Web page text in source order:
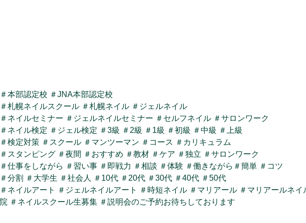
＃本部認定校 ＃JNA本部認定校
＃札幌ネイルスクール ＃札幌ネイル ＃ジェルネイル
＃ネイルセミナー ＃ジェルネイルセミナー ＃セルフネイル ＃サロンワーク
＃ネイル検定 ＃ジェル検定 ＃3級 ＃2級 ＃1級 ＃初級 ＃中級 ＃上級
＃検定対策 ＃スクール ＃マンツーマン ＃コース ＃カリキュラム
＃スタンピング ＃夜間 ＃おすすめ ＃教材 ＃ケア ＃独立 ＃サロンワーク
＃仕事をしながら ＃習い事 ＃即戦力 ＃相談 ＃体験 ＃働きながら ＃簡単 ＃コツ
＃分割 ＃大学生 ＃社会人 ＃10代 ＃20代 ＃30代 ＃40代 ＃50代
＃ネイルアート
＃ジェルネイルアート ＃時短ネイル ＃マリアール ＃マリアールネ
院 ＃ネイルスクール生募集 ＃説明会のご予約お待ちしております